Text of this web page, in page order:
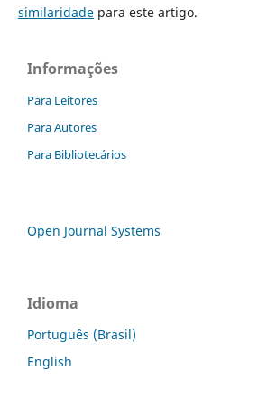
similaridadepara este artigo.
Informações
Para Leitores
Para Autores
Para Bibliotecários
Open Journal Systems
Idioma
Português (Brasil)
English